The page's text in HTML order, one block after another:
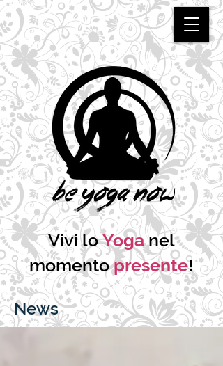
Vivi loYoganel
momentopresente!
News